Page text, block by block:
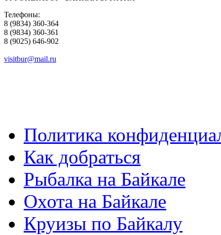
Телефоны:
8 (9834) 360-364
8 (9834) 360-361
8 (9025) 646-902
visitbur@mail.ru
Политика
Как добраться
Рыбалка на Байкале
Охота на Байкале
Круизы по Байкалу